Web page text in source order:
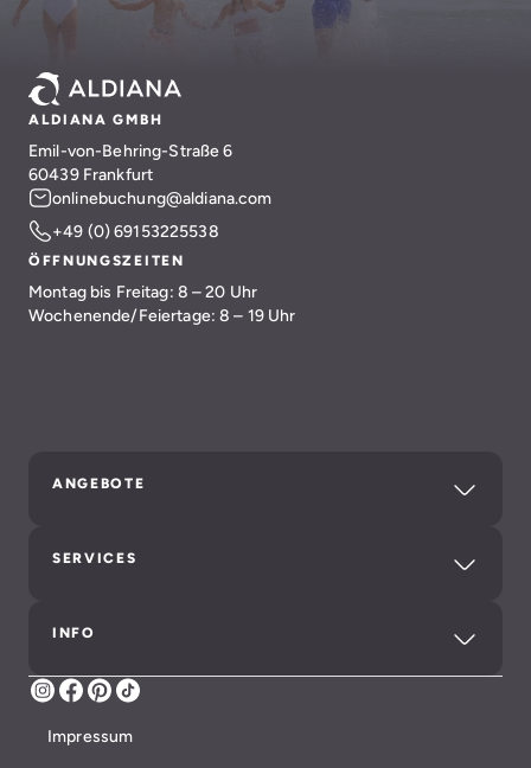
ALDIANA GMBH
Emil-von-Behring-Straße 6
60439 Frankfurt
onlinebuchung@aldiana.com
+49 (0) 69153225538
ÖFFNUNGSZEITEN
Montag bis Freitag: 8 – 20 Uhr
Wochenende/Feiertage: 8 – 19 Uhr
ANGEBOTE
SERVICES
INFO
Instagram
Facebook
Pinterest
Impressum